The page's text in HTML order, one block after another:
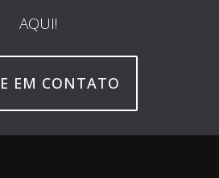
AQUI!
EM CONTATO